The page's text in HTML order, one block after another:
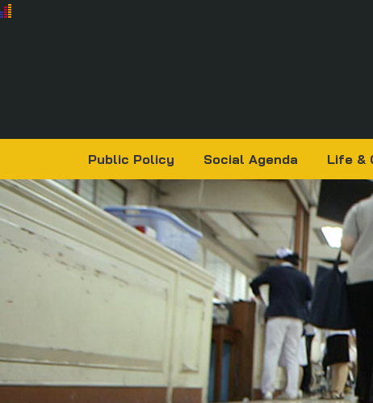
Public Policy Social Agenda Life &